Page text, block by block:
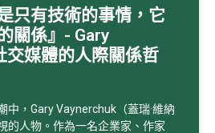
只有技術的事情，它
關係』- Gary
交媒體的人際關係哲
中，Gary Vaynerchuk（蓋瑞·維納
的人物。作為一名企業家、作家